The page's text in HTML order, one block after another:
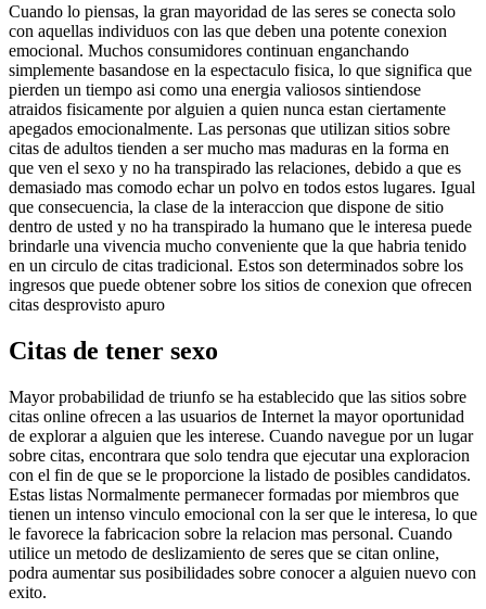
Cuando lo piensas, la gran mayoridad de las seres se conecta solo
con aquellas individuos con las que deben una potente conexion
emocional. Muchos consumidores continuan enganchando
simplemente basandose en la espectaculo fisica, lo que significa que
pierden un tiempo asi­ como una energia valiosos sintiendose
atraidos fisicamente por alguien a quien nunca estan ciertamente
apegados emocionalmente. Las personas que utilizan sitios sobre
citas de adultos tienden a ser mucho mas maduras en la forma en
que ven el sexo y no ha transpirado las relaciones, debido a que es
demasiado mas comodo echar un polvo en todos estos lugares. Igual
que consecuencia, la clase de la interaccion que dispone de sitio
dentro de usted y no ha transpirado la humano que le interesa puede
brindarle una vivencia mucho conveniente que la que habria tenido
en un circulo de citas tradicional. Estos son determinados sobre los
ingresos que puede obtener sobre los sitios de conexion que ofrecen
citas desprovisto apuro
Citas de tener sexo
Mayor probabilidad de triunfo se ha establecido que las sitios sobre
citas online ofrecen a las usuarios de Internet la mayor oportunidad
de explorar a alguien que les interese. Cuando navegue por un lugar
sobre citas, encontrara que solo tendra que ejecutar una exploracion
con el fin de que se le proporcione la listado de posibles candidatos.
Estas listas Normalmente permanecer formadas por miembros que
tienen un intenso vinculo emocional con la ser que le interesa, lo que
le favorece la fabricacion sobre la relacion mas personal. Cuando
utilice un metodo de deslizamiento de seres que se citan online,
podra aumentar sus posibilidades sobre conocer a alguien nuevo con
exito.